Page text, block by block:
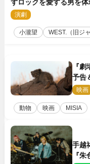
ずロックを愛する男を
台『ロックンロール』
演劇
小瀧望 WEST.（旧ジ
『劇
予告
の赤
映画
動物 映画 MISIA
手越
『朱